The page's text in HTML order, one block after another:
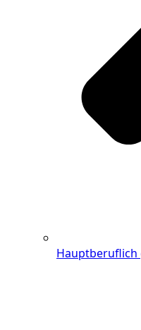
Hauptberuflich